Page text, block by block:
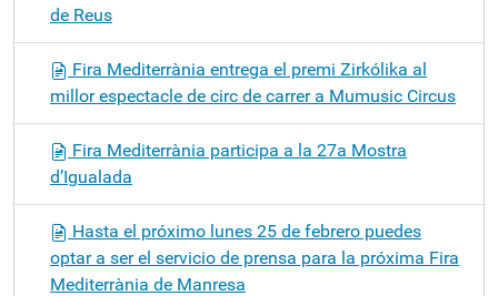
de Reus
Fira Mediterrània entrega el premi Zirkólika al
millor espectacle de circ de carrer a Mumusic Circus
Fira Mediterrània participa a la 27a Mostra
d’Igualada
Hasta el próximo lunes 25 de febrero puedes
optar a ser el servicio de prensa para la próxima Fira
Mediterrània de Manresa